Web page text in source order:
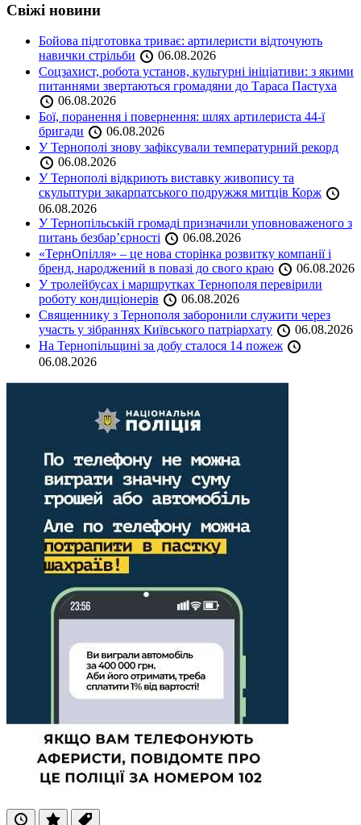
Свіжі новини
Бойова підготовка триває: артилеристи відточують
навички стрільби
06.08.2026
Соцзахист, робота установ, культурні ініціативи: з якими
питаннями звертаються громадяни до Тараса Пастуха
06.08.2026
Бої, поранення і повернення: шлях артилериста 44-ї
бригади
06.08.2026
У Тернополі знову зафіксували температурний рекорд
06.08.2026
У Тернополі відкриють виставку живопису та
скульптури закарпатського подружжя митців Корж
06.08.2026
У Тернопільській громаді призначили уповноваженого з
питань безбар’єрності
06.08.2026
«ТернОпілля» – це нова сторінка розвитку компанії і
бренд, народжений в повазі до свого краю
06.08.2026
У тролейбусах і маршрутках Тернополя перевірили
роботу кондиціонерів
06.08.2026
Священнику з Тернополя заборонили служити через
участь у зібраннях Київського патріархату
06.08.2026
На Тернопільщині за добу сталося 14 пожеж
06.08.2026